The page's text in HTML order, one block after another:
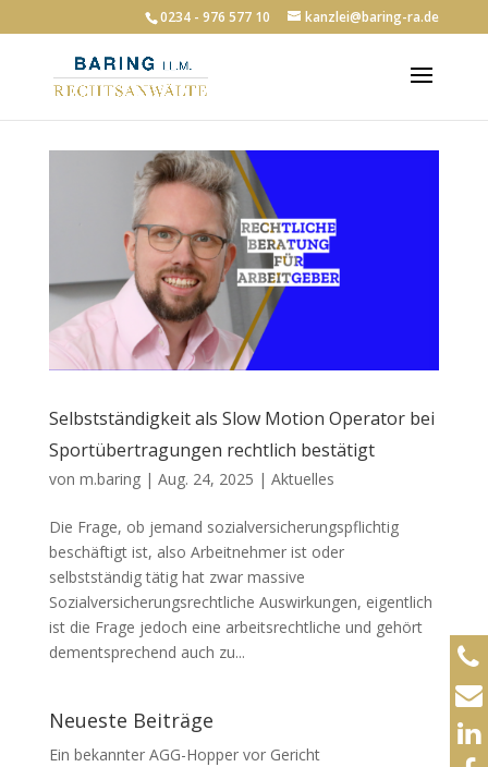
0234 - 976 577 10 kanzlei@baring-ra.de
Selbstständigkeit als Slow Motion Operator bei
Sportübertragungen rechtlich bestätigt
von m.baring| Aug. 24, 2025 | Aktuelles
Die Frage, ob jemand sozialversicherungspflichtig
beschäftigt ist, also Arbeitnehmer ist oder
selbstständig tätig hat zwar massive
Sozialversicherungsrechtliche Auswirkungen, eigentlich
ist die Frage jedoch eine arbeitsrechtliche und gehört
dementsprechend auch zu...
Neueste Beiträge
Ein bekannter AGG-Hopper vor Gericht